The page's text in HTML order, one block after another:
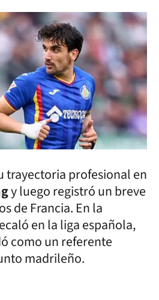
trayectoria profesional en
y luego registró un breve
de Francia. En la
en la liga española,
como un referente
madrileño.